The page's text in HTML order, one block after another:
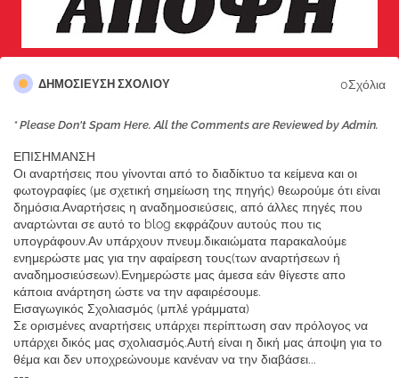
ΔΗΜΟΣΊΕΥΣΗ ΣΧΟΛΊΟΥ 0Σχόλια
* Please Don't Spam Here. All the Comments are Reviewed by Admin.
ΕΠΙΣΗΜΑΝΣΗ
Οι αναρτήσεις που γίνονται από το διαδίκτυο τα κείμενα και οι
φωτογραφίες (με σχετική σημείωση της πηγής) θεωρούμε ότι είναι
δημόσια.Αναρτήσεις η αναδημοσιεύσεις, από άλλες πηγές που
αναρτώνται σε αυτό το blog εκφράζουν αυτούς που τις
υπογράφουν.Αν υπάρχουν πνευμ.δικαιώματα παρακαλούμε
ενημερώστε μας για την αφαίρεση τους(των αναρτήσεων ή
αναδημοσιεύσεων).Ενημερώστε μας άμεσα εάν θίγεστε απο
κάποια ανάρτηση ώστε να την αφαιρέσουμε.
Εισαγωγικός Σχολιασμός (μπλέ γράμματα)
Σε ορισμένες αναρτήσεις υπάρχει περίπτωση σαν πρόλογος να
υπάρχει δικός μας σχολιασμός.Αυτή είναι η δική μας άποψη για το
θέμα και δεν υποχρεώνουμε κανέναν να την διαβάσει...
---